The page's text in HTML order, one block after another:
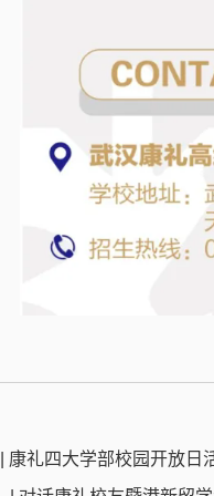
康礼四大学部校园开放日